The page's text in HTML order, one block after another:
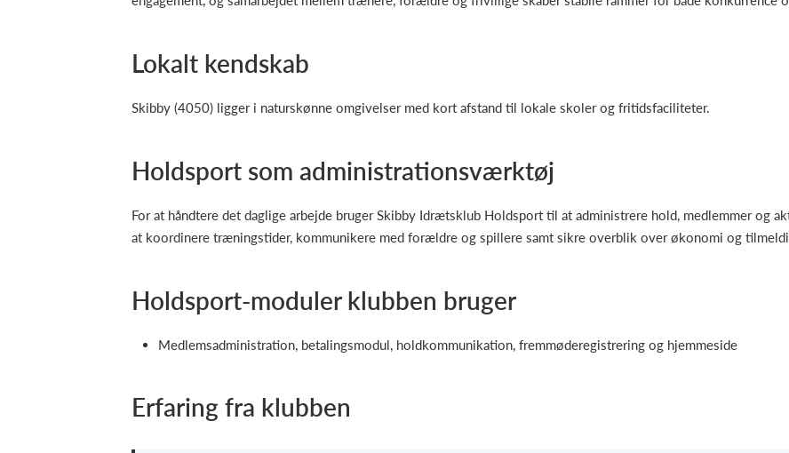
Lokalt kendskab
Skibby (4050) ligger i naturskønne omgivelser med kort afstand til lokale skoler og fritidsfaciliteter.
Holdsport som administrationsværktøj
For at håndtere det daglige arbejde bruger Skibby Idrætsklub Holdsport til at administrere hold, medlemmer og
at koordinere træningstider, kommunikere med forældre og spillere samt sikre overblik over økonomi og
Holdsport-moduler klubben bruger
Medlemsadministration, betalingsmodul, holdkommunikation, fremmøderegistrering og hjemmeside
Erfaring fra klubben